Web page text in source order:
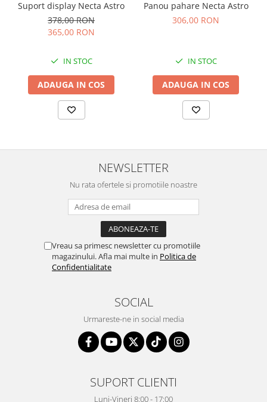
Suport display Necta Astro
378,00 RON
365,00 RON
IN STOC
ADAUGA IN COS
Panou pahare Necta Astro
306,00 RON
IN STOC
ADAUGA IN COS
NEWSLETTER
Nu rata ofertele si promotiile noastre
Vreau sa primesc newsletter cu promotiile
magazinului. Afla mai multe in Politica de
Confidentialitate
SOCIAL
Urmareste-ne in social media
SUPORT CLIENTI
Luni-Vineri 8:00 - 17:00